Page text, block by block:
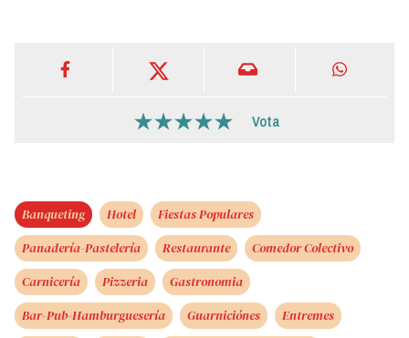
Vota
Banqueting Hotel
Fiestas Populares
Panadería-Pastelería
Restaurante
Comedor Colectivo
Carnicería
Pizzeria
Gastronomia
Bar-Pub-Hamburguesería
Guarniciónes
Entremes